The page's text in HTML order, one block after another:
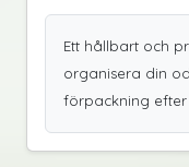
Ett hållbart och
organisera din
förpackning efter